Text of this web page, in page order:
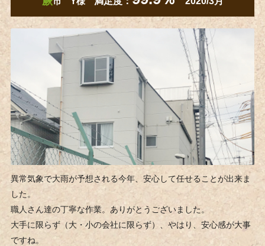
異常気象で大雨が予想される今年、安心して任せることが出来ま
した。
職人さん達の丁寧な作業。ありがとうございました。
大手に限らず（大・小の会社に限らず）、やはり、安心感が大事
ですね。